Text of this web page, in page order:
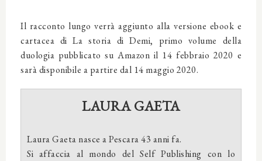
Il racconto lungo verrà aggiunto alla versione ebook e
cartacea di La storia di Demi, primo volume della
duologia pubblicato su Amazon il 14 febbraio 2020 e
sarà disponibile a partire dal 14 maggio 2020.
LAURA GAETA
Laura Gaeta nasce a Pescara 43 anni fa.
Si affaccia al mondo del Self Publishing con lo